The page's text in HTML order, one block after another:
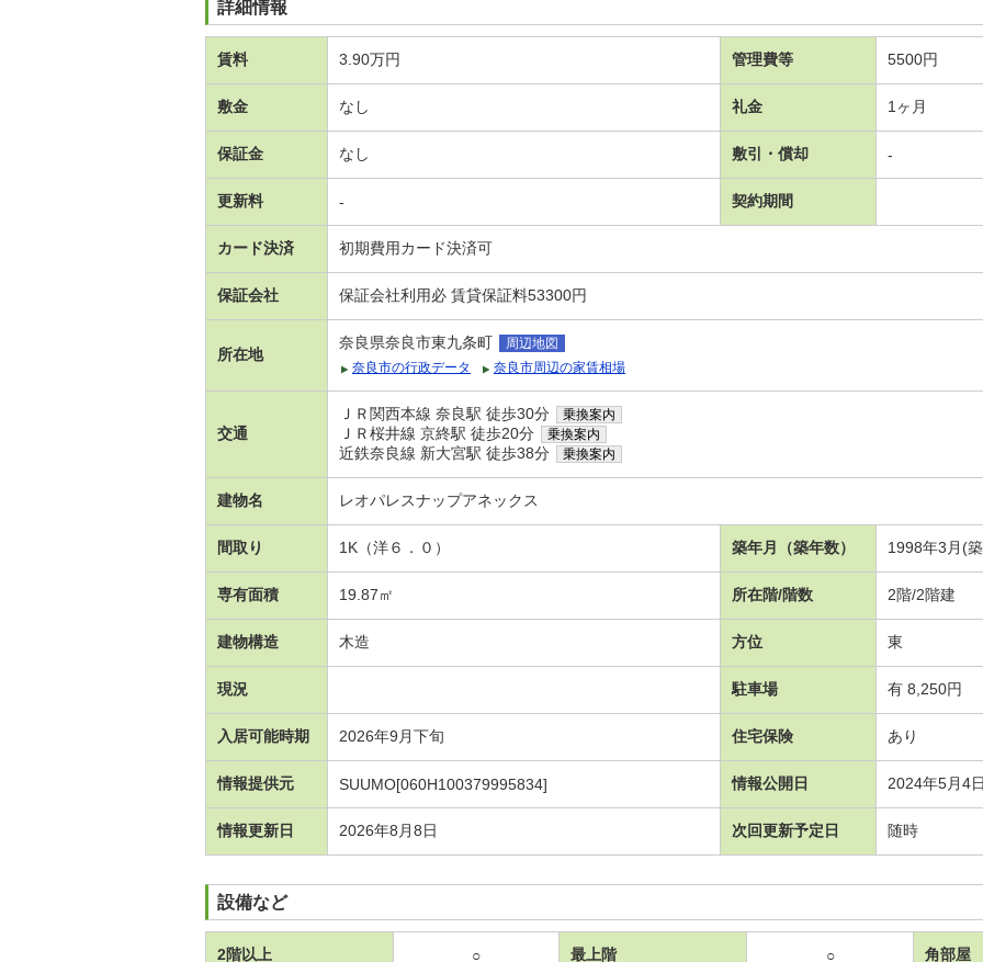
詳細情報
賃料 3.90万円 管理費等 5500円
敷金 なし 礼金 1ヶ月
保証金 なし 敷引・償却 -
更新料 - 契約期間
カード決済 初期費用カード決済可
保証会社 保証会社利用必 賃貸保証料53300円
所在地
奈良県奈良市東九条町
周辺地図
奈良市の行政データ
奈良市周辺の家賃相場
交通
ＪＲ関西本線 奈良駅 徒歩30分 乗換案内
ＪＲ桜井線 京終駅 徒歩20分 乗換案内
近鉄奈良線 新大宮駅 徒歩38分 乗換案内
建物名 レオパレスナップアネックス
間取り 1K（洋６．０） 築年月（築年数） 1998年3月(
専有面積 19.87㎡ 所在階/階数 2階/2階建
建物構造 木造 方位 東
現況 駐車場 有 8,250円
入居可能時期 2026年9月下旬 住宅保険 あり
情報提供元 SUUMO[060H100379995834] 情報公開日 2024年5月4日
情報更新日 2026年8月8日 次回更新予定日 随時
設備など
2階以上 ○ 最上階 ○ 角部屋